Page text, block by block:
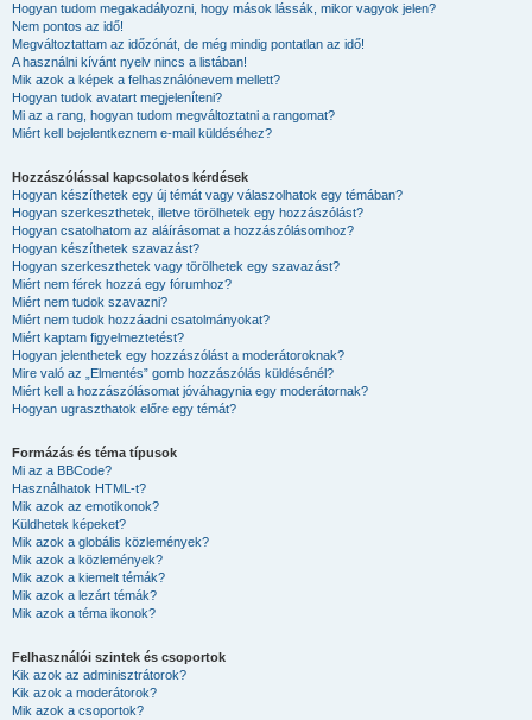
Hogyan tudom megakadályozni, hogy mások lássák, mikor vagyok jelen?
Nem pontos az idő!
Megváltoztattam az időzónát, de még mindig pontatlan az idő!
A használni kívánt nyelv nincs a listában!
Mik azok a képek a felhasználónevem mellett?
Hogyan tudok avatart megjeleníteni?
Mi az a rang, hogyan tudom megváltoztatni a rangomat?
Miért kell bejelentkeznem e-mail küldéséhez?
Hozzászólással kapcsolatos kérdések
Hogyan készíthetek egy új témát vagy válaszolhatok egy témában?
Hogyan szerkeszthetek, illetve törölhetek egy hozzászólást?
Hogyan csatolhatom az aláírásomat a hozzászólásomhoz?
Hogyan készíthetek szavazást?
Hogyan szerkeszthetek vagy törölhetek egy szavazást?
Miért nem férek hozzá egy fórumhoz?
Miért nem tudok szavazni?
Miért nem tudok hozzáadni csatolmányokat?
Miért kaptam figyelmeztetést?
Hogyan jelenthetek egy hozzászólást a moderátoroknak?
Mire való az „Elmentés” gomb hozzászólás küldésénél?
Miért kell a hozzászólásomat jóváhagynia egy moderátornak?
Hogyan ugraszthatok előre egy témát?
Formázás és téma típusok
Mi az a BBCode?
Használhatok HTML-t?
Mik azok az emotikonok?
Küldhetek képeket?
Mik azok a globális közlemények?
Mik azok a közlemények?
Mik azok a kiemelt témák?
Mik azok a lezárt témák?
Mik azok a téma ikonok?
Felhasználói szintek és csoportok
Kik azok az adminisztrátorok?
Kik azok a moderátorok?
Mik azok a csoportok?